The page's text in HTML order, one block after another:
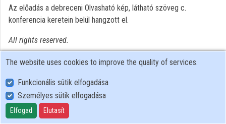
Az előadás a debreceni Olvasható kép, látható szöveg c.
konferencia keretein belül hangzott el.
All rights reserved.
User Policy
Adatkezelési tájékoztató (en)
Cookie Policy
The website uses cookies to improve the quality of services.
Funkcionális sütik elfogadása
Személyes sütik elfogadása
Elfogad Elutasít